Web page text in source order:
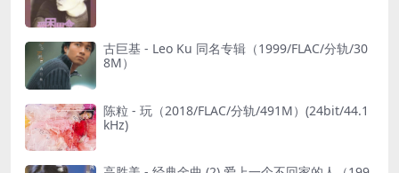
古巨基 - Leo Ku 同名专辑（1999/FLAC/分轨/30
8M）
陈粒 - 玩（2018/FLAC/分轨/491M）(24bit/44.1
kHz)